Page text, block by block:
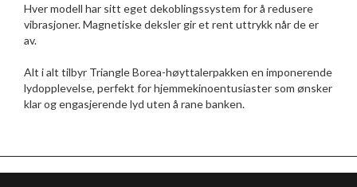
Hver modell har sitt eget dekoblingssystem for å redusere
vibrasjoner. Magnetiske deksler gir et rent uttrykk når de er
av.
Alt i alt tilbyr Triangle Borea-høyttalerpakken en imponerende
lydopplevelse, perfekt for hjemmekinoentusiaster som ønsker
klar og engasjerende lyd uten å rane banken.